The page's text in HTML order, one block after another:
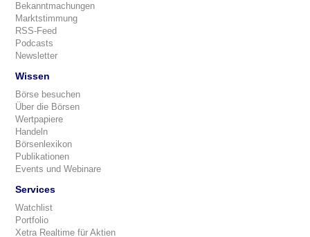
Bekanntmachungen
Marktstimmung
RSS-Feed
Podcasts
Newsletter
Wissen
Börse besuchen
Über die Börsen
Wertpapiere
Handeln
Börsenlexikon
Publikationen
Events und Webinare
Services
Watchlist
Portfolio
Xetra Realtime für Aktien